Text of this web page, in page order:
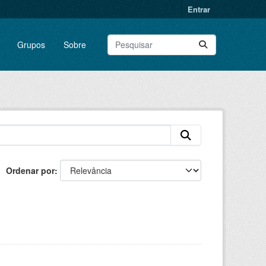
Entrar
Grupos Sobre
Ordenar por